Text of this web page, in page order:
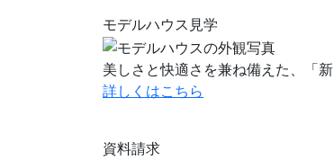
モデルハウス見学
美しさと快適さを兼ね備えた、「
詳しくはこちら
資料請求